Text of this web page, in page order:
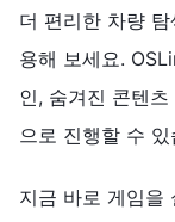
더 편리한 차량
용해 보세요.
인, 숨겨진 콘텐
으로 진행할 수 있
지금 바로 게임을